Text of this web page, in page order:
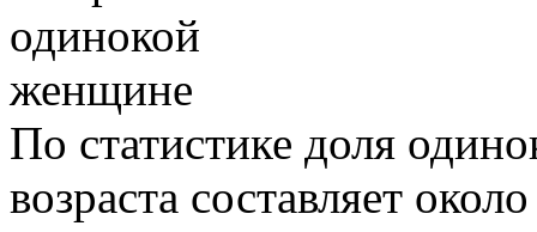
По статистике доля
возраста составляет